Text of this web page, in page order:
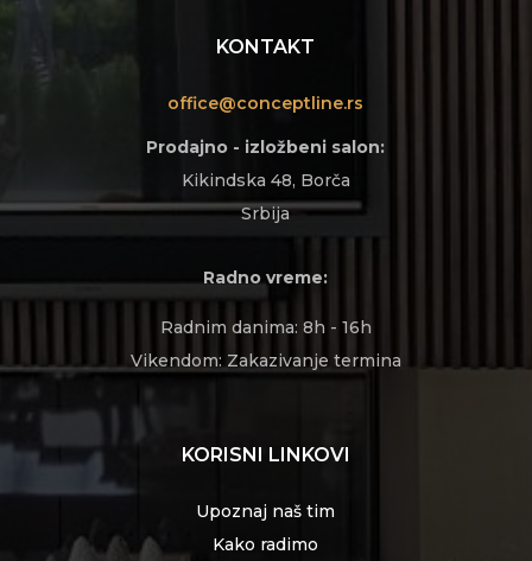
KONTAKT
office@conceptline.rs
Prodajno - izložbeni salon:
Kikindska 48, Borča
Srbija
Radno vreme:
Radnim danima: 8h - 16h
Vikendom: Zakazivanje termina
KORISNI LINKOVI
Upoznaj naš tim
Kako radimo